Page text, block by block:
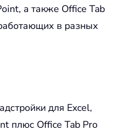
а также Office Tab
в разных
для Excel,
плюс Office Tab Pro